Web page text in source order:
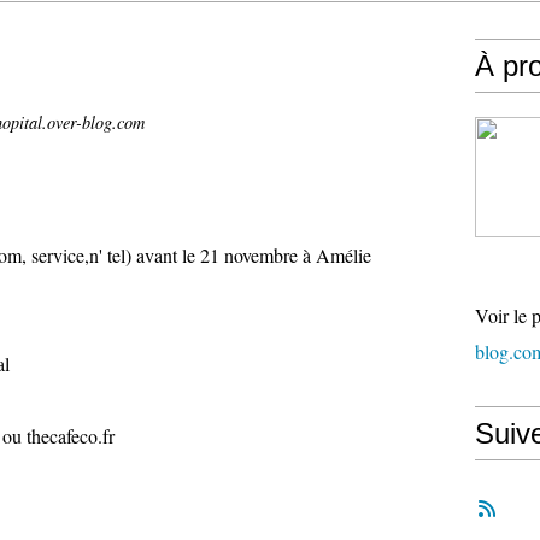
blog.com
service,n' tel) avant le 21 novembre à Amélie
thecafeco.fr
À
Voir le